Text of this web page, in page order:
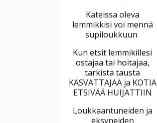
Kateissa oleva
lemmikkisi voi mennä
supiloukkuun
Kun etsit lemmikillesi
ostajaa tai hoitajaa,
tarkista tausta
KASVATTAJAA ja KOTIA
ETSIVÄÄ HUIJATTIIN
Loukkaantuneiden ja
eksyneiden